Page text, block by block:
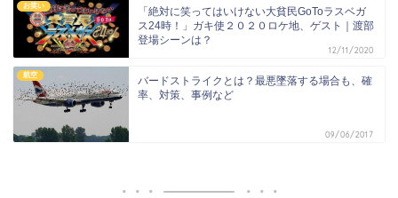
お笑い
「絶対に笑ってはいけない大貧民GoToラスベガ
ス24時！」ガキ使２０２０ロケ地、ゲスト｜渡部
登場シーンは？
12/11/2020
航空
バードストライクとは？最悪墜落する場合も、確
率、対策、事例など
09/06/2017